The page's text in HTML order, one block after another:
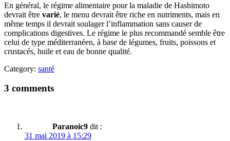
En général, le régime alimentaire pour la maladie de Hashimoto
devrait être varié, le menu devrait être riche en nutriments, mais en
même temps il devrait soulager l’inflammation sans causer de
complications digestives. Le régime le plus recommandé semble être
celui de type méditerranéen, à base de légumes, fruits, poissons et
crustacés, huile et eau de bonne qualité.
Category: santé
3 comments
Paranoic9 dit :
31 mai 2019 à 15:29